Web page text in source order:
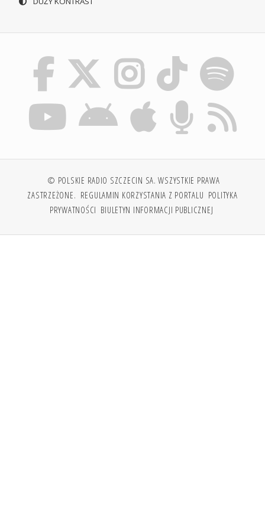
© POLSKIE RADIO SZCZECIN SA. WSZYSTKIE PRAWA
ZASTRZEŻONE. REGULAMIN KORZYSTANIA Z PORTALU POLITYKA
PRYWATNOŚCI BIULETYN INFORMACJI PUBLICZNEJ